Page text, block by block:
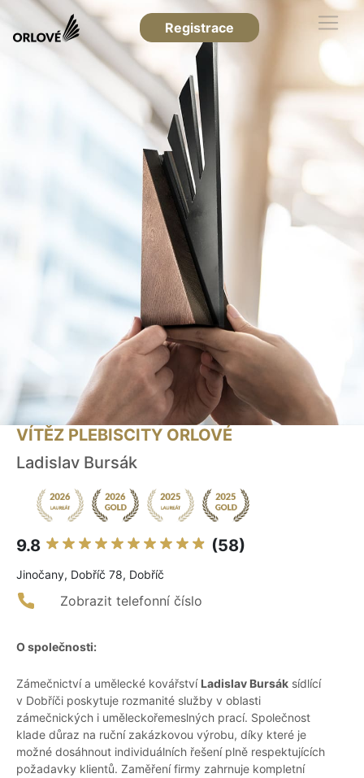
Registrace
VÍTĚZ PLEBISCITY ORLOVÉ
Ladislav Bursák
9.8 (58)
Jinočany, Dobříč 78, Dobříč
Zobrazit telefonní číslo
O společnosti:
Zámečnictví a umělecké kovářství Ladislav Bursák sídlící
v Dobříči poskytuje rozmanité služby v oblasti
zámečnických i uměleckořemeslných prací. Společnost
klade důraz na ruční zakázkovou výrobu, díky které je
možné dosáhnout individuálních řešení plně respektujících
požadavky klientů. Zaměření firmy zahrnuje kompletní